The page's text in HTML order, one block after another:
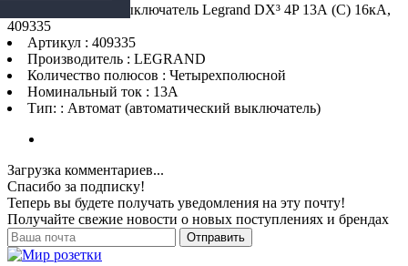
Автоматический выключатель Legrand DX³ 4P 13А (C) 16кА,
409335
Артикул : 409335
Производитель : LEGRAND
Количество полюсов : Четырехполюсной
Номинальный ток : 13A
Тип: : Автомат (автоматический выключатель)
Загрузка комментариев...
Спасибо за подписку!
Теперь вы будете получать уведомления на эту почту!
Получайте свежие новости о новых поступлениях и брендах
Отправить